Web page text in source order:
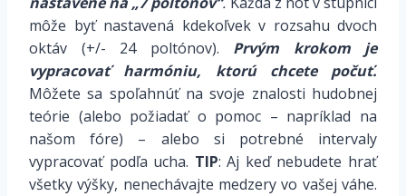
môže byť nastavená kdekoľvek v rozsahu dvoch
oktáv (+/- 24 poltónov). Prvým krokom je
vypracovať harmóniu, ktorú chcete počuť.
Môžete sa spoľahnúť na svoje znalosti hudobnej
teórie (alebo požiadať o pomoc – napríklad na
našom fóre) – alebo si potrebné intervaly
vypracovať podľa ucha. TIP: Aj keď nebudete hrať
všetky výšky, nenechávajte medzery vo vašej váhe.